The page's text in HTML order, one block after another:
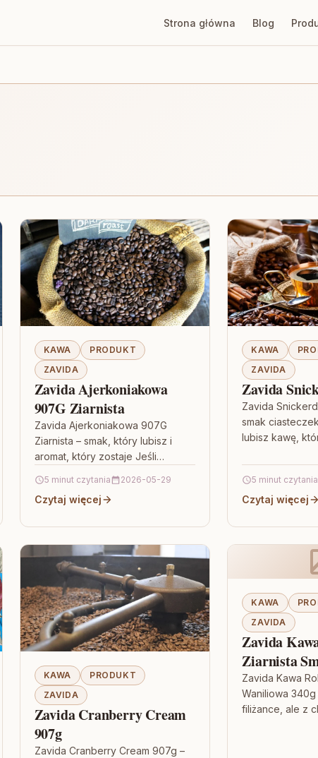
Strona główna Blog
KAWA
PRODUKT
ZAVIDA
Zavida Ajerkoniakowa
907G Ziarnista
Zavida Ajerkoniakowa 907G
Ziarnista – smak, który lubisz i
aromat, który zostaje Jeśli
sprawdza się zarówno na co
dzień, jak…
5 minut czytania 2026-05-29
Czytaj więcej
KAWA
ZAVIDA
Zavida
Zavida
smak
lubisz kawę,
od razu
5 minut czytania
Czytaj więcej
KAWA
PRODUKT
ZAVIDA
Zavida Cranberry Cream
907g
Zavida Cranberry Cream 907g –
KAWA
ZAVIDA
Zavida
Ziarnista
340g
Zavida Kawa
Waniliowa
filiżance, ale z